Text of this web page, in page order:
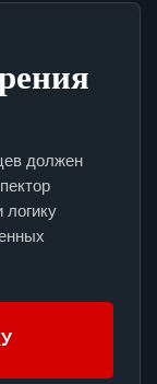
должен
логику